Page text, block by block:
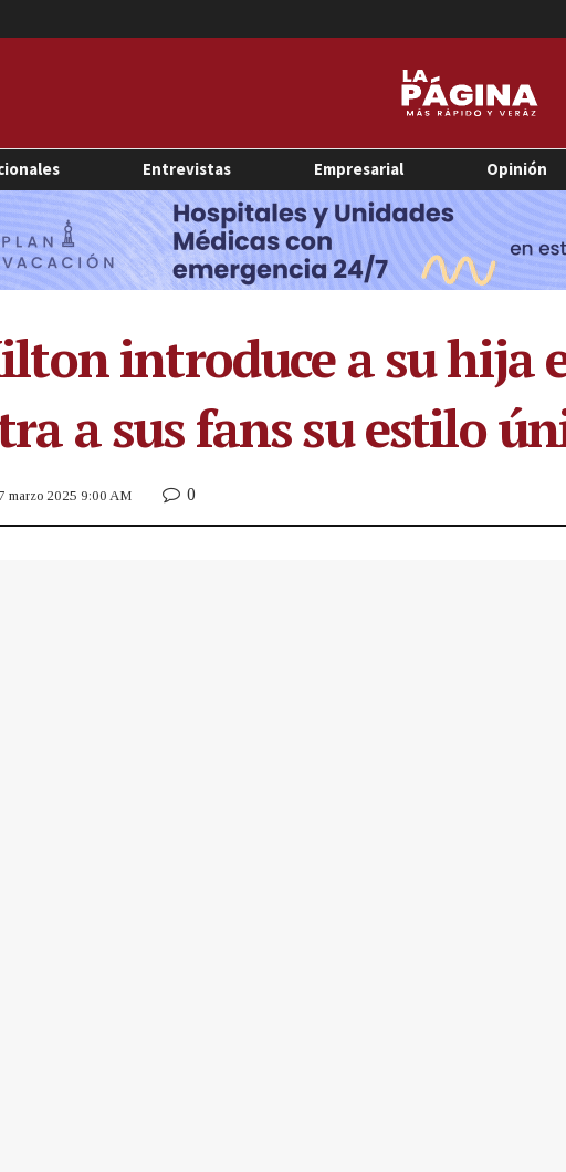
Entrevistas Empresarial Opinión
introduce a su hija
a sus fans su estilo
marzo 2025 9:00 AM 0